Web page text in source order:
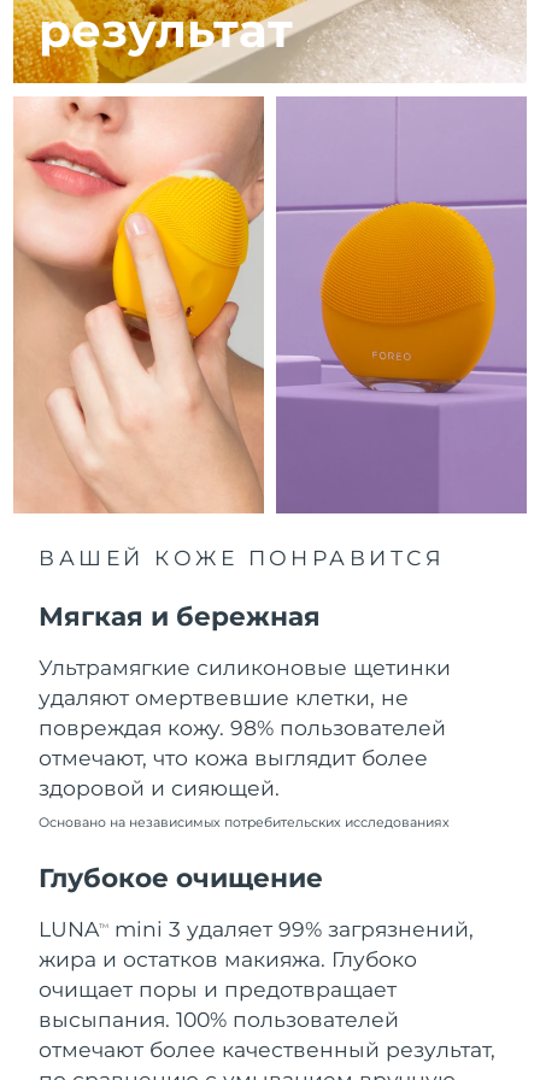
результат
ВАШЕЙ КОЖЕ ПОНРАВИТСЯ
Мягкая и бережная
Ультрамягкие силиконовые щетинки
удаляют омертвевшие клетки, не
повреждая кожу. 98% пользователей
отмечают, что кожа выглядит более
здоровой и сияющей.
Основано на независимых потребительских исследованиях
Глубокое очищение
LUNATM
mini 3 удаляет 99% загрязнений,
жира и остатков макияжа. Глубоко
очищает поры и предотвращает
высыпания. 100% пользователей
отмечают более качественный результат,
Израиль
Ожидаемая дата доставки
Италия
Япония
Ожидаемая дата доставки
8/12/26
Джерси
Ожидаемая дата доставки
8/14/26
Казахстан
Ожидаемая дата доставки
8/11/26
Кувейт
Латвия
Ливан
Ожидаемая дата доставки
Ожидаемая дата доставки
Люксембург
Ожидаемая дата доставки
Макао (САР)
Мальта
Ожидаемая дата доставки
8/9/26
Мексика
Ожидаемая дата доставки
Ожидаемая дата доставки